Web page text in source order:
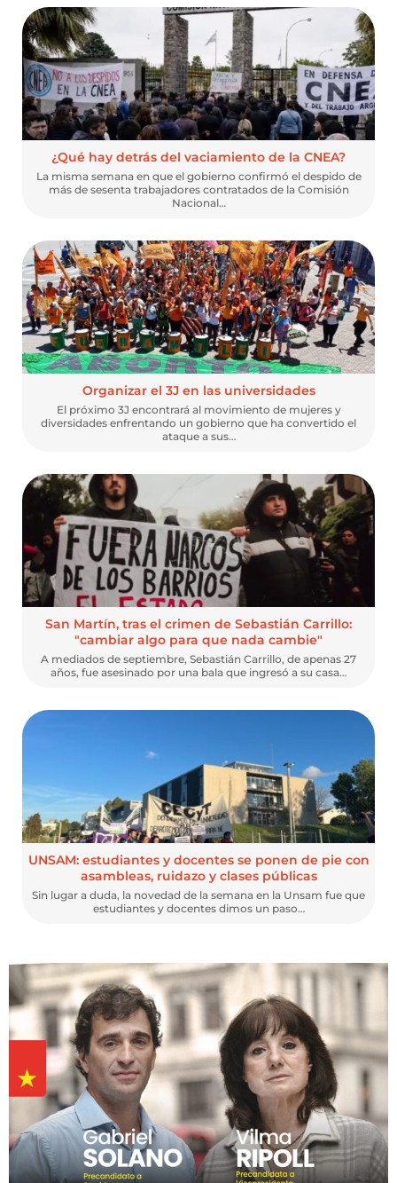
¿Qué hay detrás del vaciamiento de la CNEA?
La misma semana en que el gobierno confirmó el despido de
más de sesenta trabajadores contratados de la Comisión
Nacional…
Organizar el 3J en las universidades
El próximo 3J encontrará al movimiento de mujeres y
diversidades enfrentando un gobierno que ha convertido el
ataque a sus…
San Martín, tras el crimen de Sebastián Carrillo:
"cambiar algo para que nada cambie"
A mediados de septiembre, Sebastián Carrillo, de apenas 27
años, fue asesinado por una bala que ingresó a su casa…
UNSAM: estudiantes y docentes se ponen de pie con
asambleas, ruidazo y clases públicas
Sin lugar a duda, la novedad de la semana en la Unsam fue que
estudiantes y docentes dimos un paso…